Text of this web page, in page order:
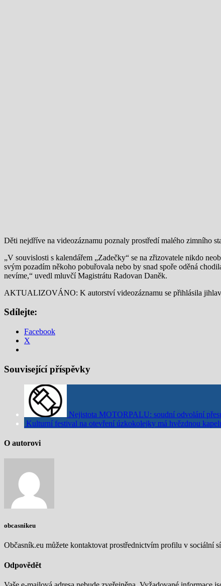
Děti nejdříve na videozáznamu poznaly prostředí malého zimního
„V souvislosti s kalendářem „Zadečky“ se na zřizovatele nikdo
svým pozadím někoho pobuřovala nebo by snad spoře oděná
nevíme,“ uvedl mluvčí Magistrátu Radovan Daněk.
AKTUALIZOVÁNO: K autorství videozáznamu se přihlásila
Sdílejte:
Facebook
X
Související příspěvky
Nejistota MOTORPALU: soudní odvolání
Kulturní festival na otevření úzkokolejky má hvězdnou
O autorovi
obcasnikeu
Občasník.eu můžete kontaktovat prostřednictvím profilu v sociální
Odpovědět